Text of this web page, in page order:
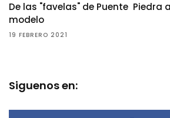
De las "favelas" de Puente Piedra
modelo
19 FEBRERO 2021
Siguenos en: